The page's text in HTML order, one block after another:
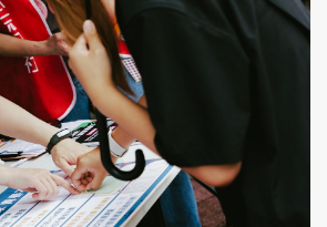
」，結合放火馬的重要無形文
及特色米食晚宴，讓更多人
白河區草店社區則
農村社區的特色活動，計劃
、10月5日至6日等日期舉
，帶領參加者體驗台南的新
期待通過這些活動，不僅能
統文化的認識，更能促進社區
在地產業注入新生機。
代文化生活。 此次計畫特
AI 生成藝術」課程，利用國
作品作為素材，結合人工智慧
長者進行讀詩、創作詩歌等
不僅讓長者體驗生成式藝術
青銀共創機制，營造跨世代的
年長者在數位科技的脈動中
齡行動計畫」
，讓樂齡長者的豐富生命經
型態交織。此次課程與南投